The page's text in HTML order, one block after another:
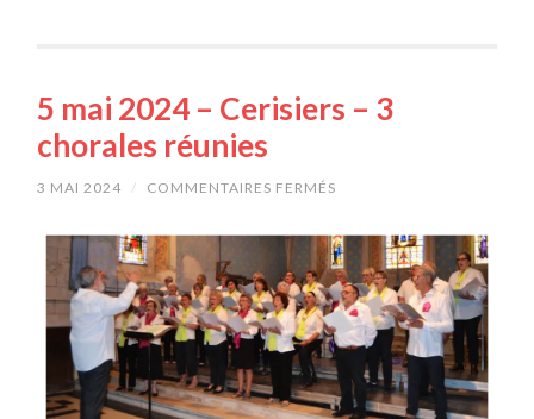
5 mai 2024 – Cerisiers – 3
chorales réunies
3 MAI 2024 / COMMENTAIRES FERMÉS
2024
–
CERISIERS
–
3
CHORALES
RÉUNIES